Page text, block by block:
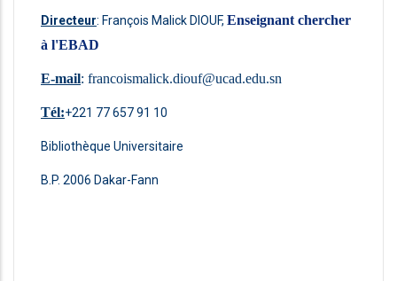
Directeur: François Malick DIOUF, Enseignant chercher
à l'EBAD
E-mail: francoismalick.diouf@ucad.edu.sn
Tél:+221 77 657 91 10
Bibliothèque Universitaire
B.P. 2006 Dakar-Fann